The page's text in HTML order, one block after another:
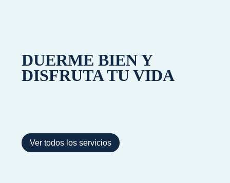
DUERME BIEN Y
DISFRUTA TU VIDA
Ver todos los servicios